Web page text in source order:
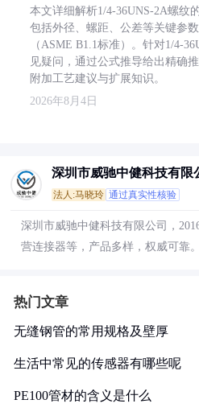
本文详细解析1/4-36UNS-2A螺纹
包括外径、螺距、公差等关键参
（ASME B1.1标准）。针对1/4-
见疑问，通过公式推导给出精确
附加工艺建议与扩展知识。
2026年8月4日
深圳市威驰中健科技有限
法人:马晓玲 通过真实性核验
深圳市威驰中健科技有限公司，
营连接器等，产品多样，权威可靠。
热门文章
无缝钢管的常用规格及壁厚
生活中常见的传感器有哪些呢
PE100管材的含义是什么